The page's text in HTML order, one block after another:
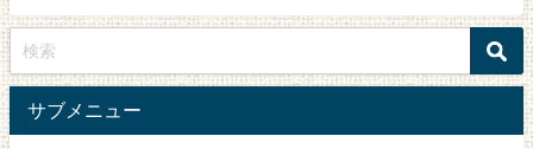
サブメニュー